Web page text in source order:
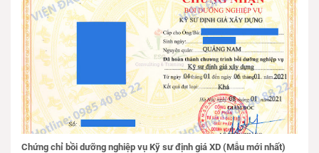
Chứng chỉ bồi dưỡng nghiệp vụ Kỹ sư định giá XD (Mẫu mới nhất)